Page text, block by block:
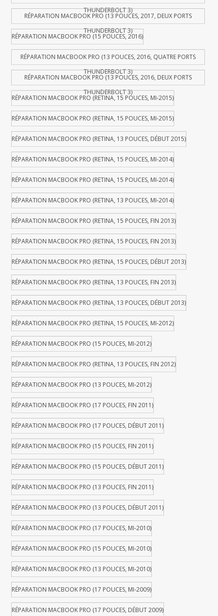
THUNDERBOLT 3)
RÉPARATION MACBOOK PRO (13 POUCES, 2017, DEUX PORTS
THUNDERBOLT 3)
RÉPARATION MACBOOK PRO (15 POUCES, 2016)
RÉPARATION MACBOOK PRO (13 POUCES, 2016, QUATRE PORTS
THUNDERBOLT 3)
RÉPARATION MACBOOK PRO (13 POUCES, 2016, DEUX PORTS
THUNDERBOLT 3)
RÉPARATION MACBOOK PRO (RETINA, 15 POUCES, MI-2015)
RÉPARATION MACBOOK PRO (RETINA, 15 POUCES, MI-2015)
RÉPARATION MACBOOK PRO (RETINA, 13 POUCES, DÉBUT 2015)
RÉPARATION MACBOOK PRO (RETINA, 15 POUCES, MI-2014)
RÉPARATION MACBOOK PRO (RETINA, 15 POUCES, MI-2014)
RÉPARATION MACBOOK PRO (RETINA, 13 POUCES, MI-2014)
RÉPARATION MACBOOK PRO (RETINA, 15 POUCES, FIN 2013)
RÉPARATION MACBOOK PRO (RETINA, 15 POUCES, FIN 2013)
RÉPARATION MACBOOK PRO (RETINA, 15 POUCES, DÉBUT 2013)
RÉPARATION MACBOOK PRO (RETINA, 13 POUCES, FIN 2013)
RÉPARATION MACBOOK PRO (RETINA, 13 POUCES, DÉBUT 2013)
RÉPARATION MACBOOK PRO (RETINA, 15 POUCES, MI-2012)
RÉPARATION MACBOOK PRO (15 POUCES, MI-2012)
RÉPARATION MACBOOK PRO (RETINA, 13 POUCES, FIN 2012)
RÉPARATION MACBOOK PRO (13 POUCES, MI-2012)
RÉPARATION MACBOOK PRO (17 POUCES, FIN 2011)
RÉPARATION MACBOOK PRO (17 POUCES, DÉBUT 2011)
RÉPARATION MACBOOK PRO (15 POUCES, FIN 2011)
RÉPARATION MACBOOK PRO (15 POUCES, DÉBUT 2011)
RÉPARATION MACBOOK PRO (13 POUCES, FIN 2011)
RÉPARATION MACBOOK PRO (13 POUCES, DÉBUT 2011)
RÉPARATION MACBOOK PRO (17 POUCES, MI-2010)
RÉPARATION MACBOOK PRO (15 POUCES, MI-2010)
RÉPARATION MACBOOK PRO (13 POUCES, MI-2010)
RÉPARATION MACBOOK PRO (17 POUCES, MI-2009)
RÉPARATION MACBOOK PRO (17 POUCES, DÉBUT 2009)